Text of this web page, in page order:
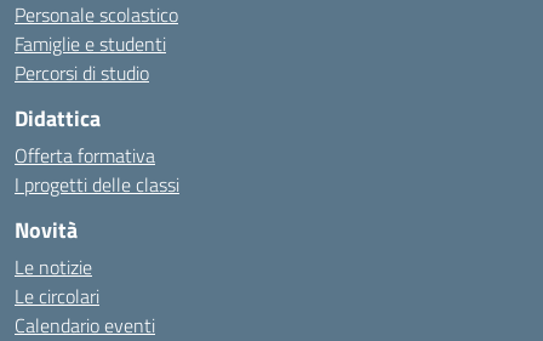
Personale scolastico
Famiglie e studenti
Percorsi di studio
Didattica
Offerta formativa
I progetti delle classi
Novità
Le notizie
Le circolari
Calendario eventi